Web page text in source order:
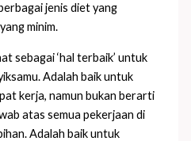
jenis diet yang
minim.
sebagai ‘hal terbaik’ untuk
Adalah baik untuk
kerja, namun bukan berarti
atas semua pekerjaan di
Adalah baik untuk